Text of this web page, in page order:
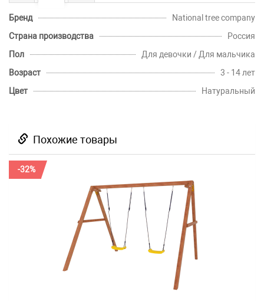
Бренд
National tree company
Страна производства
Россия
Пол
Для девочки / Для мальчика
Возраст
3 - 14 лет
Цвет
Натуральный
Похожие товары
-32%